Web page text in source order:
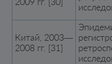
Китай, 2003—
2008 гг. [31]